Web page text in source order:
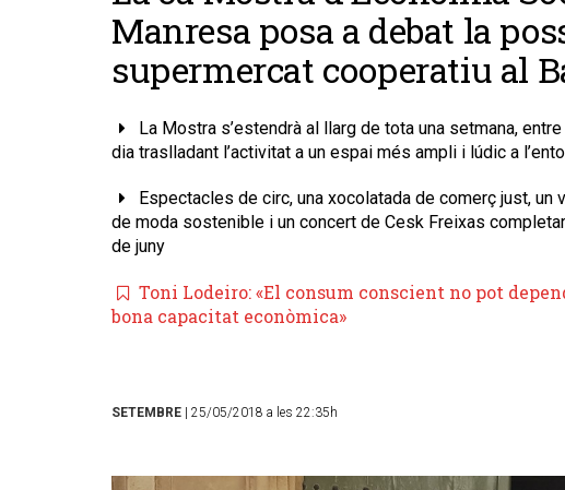
Manresa posa a debat la
supermercat cooperatiu al
La Mostra s’estendrà al llarg de tota una setmana,
dia traslladant l’activitat a un espai més ampli i lúdic a
Espectacles de circ, una xocolatada de comerç just,
de moda sostenible i un concert de Cesk Freixas
de juny
Toni Lodeiro: «El consum conscient no pot
bona capacitat econòmica»
SETEMBRE | 25/05/2018 a les 22:35h